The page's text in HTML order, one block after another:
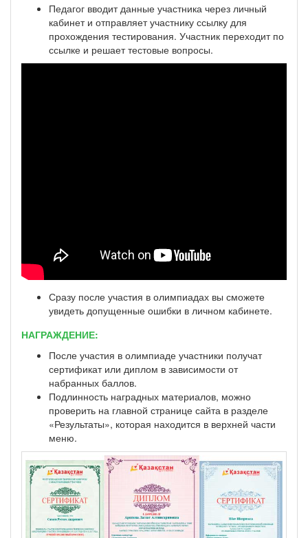
Педагог вводит данные участника через личный
кабинет и отправляет участнику ссылку для
прохождения тестирования. Участник переходит по
ссылке и решает тестовые вопросы.
Сразу после участия в олимпиадах вы сможете
увидеть допущенные ошибки в личном кабинете.
НАГРАЖДЕНИЕ:
После участия в олимпиаде участники получат
сертификат или диплом в зависимости от
набранных баллов.
Подлинность наградных материалов, можно
проверить на главной странице сайта в разделе
«Результаты», которая находится в верхней части
меню.